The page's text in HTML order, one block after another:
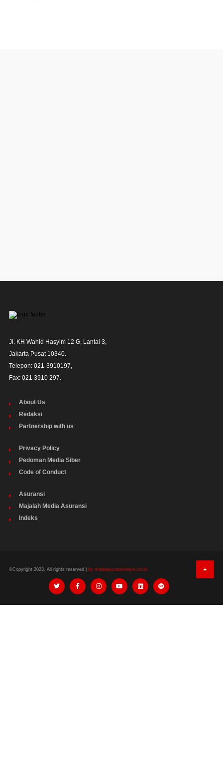
Jl. KH Wahid Hasyim 12 G, Lantai 3,
Jakarta Pusat 10340.
Telepon: 021-3910197,
Fax: 021 3910 297.
About Us
Redaksi
Partnership with us
Privacy Policy
Pedoman Media Siber
Code of Conduct
Asuransi
Majalah Media Asuransi
Indeks
©Copyright 2023. All rights reserved | by mediaasuransinews.co.id.